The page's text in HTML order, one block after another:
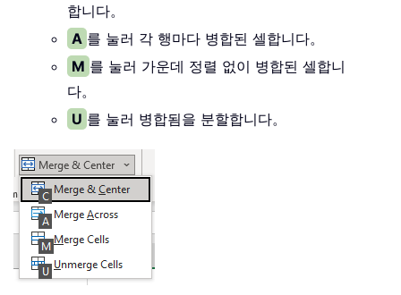
합니다。
A 를 눌러 각 행마다 병합된 셀합니다。
M 를 눌러 가운데 정렬 없이 병합된 셀합니
다。
U 를 눌러 병합됨을 분할합니다。